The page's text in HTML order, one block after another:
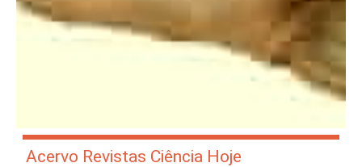
Acervo Revistas Ciência Hoje